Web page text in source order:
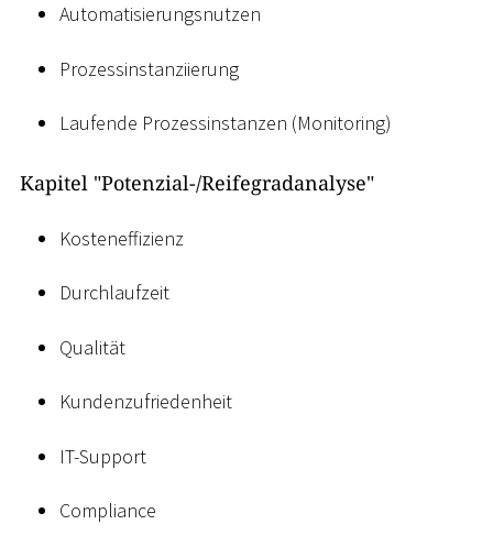
Automatisierungsnutzen
Prozessinstanziierung
Laufende Prozessinstanzen (Monitoring)
Kapitel "Potenzial-/Reifegradanalyse"
Kosteneffizienz
Durchlaufzeit
Qualität
Kundenzufriedenheit
IT-Support
Compliance